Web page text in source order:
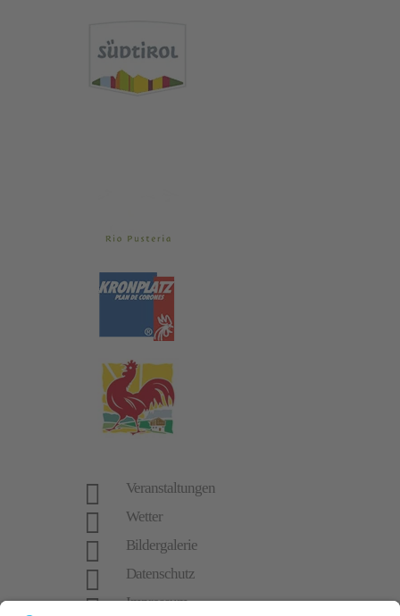
 Veranstaltungen
 Wetter
 Bildergalerie
 Datenschutz
 Impressum